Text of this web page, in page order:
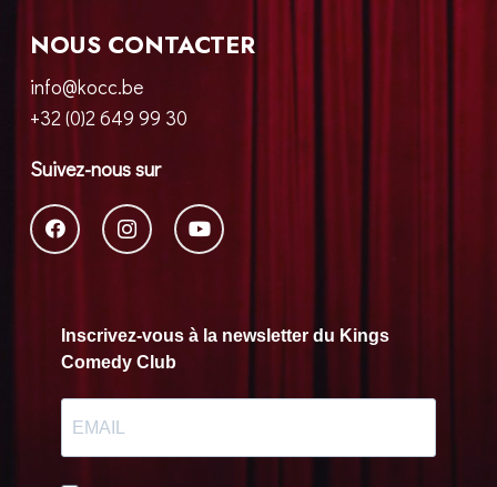
NOUS CONTACTER
info@kocc.be
+32 (0)2 649 99 30
Suivez-nous sur
Inscrivez-vous à la newsletter du Kings
Comedy Club